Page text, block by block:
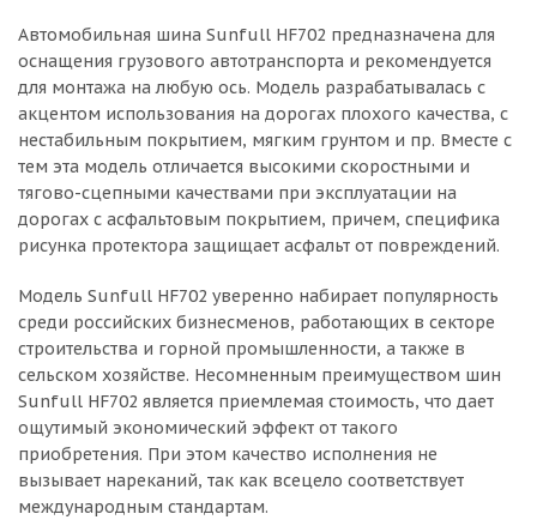
Автомобильная шина Sunfull HF702 предназначена для
оснащения грузового автотранспорта и рекомендуется
для монтажа на любую ось. Модель разрабатывалась с
акцентом использования на дорогах плохого качества, с
нестабильным покрытием, мягким грунтом и пр. Вместе с
тем эта модель отличается высокими скоростными и
тягово-сцепными качествами при эксплуатации на
дорогах с асфальтовым покрытием, причем, специфика
рисунка протектора защищает асфальт от повреждений.
Модель Sunfull HF702 уверенно набирает популярность
среди российских бизнесменов, работающих в секторе
строительства и горной промышленности, а также в
сельском хозяйстве. Несомненным преимуществом шин
Sunfull HF702 является приемлемая стоимость, что дает
ощутимый экономический эффект от такого
приобретения. При этом качество исполнения не
вызывает нареканий, так как всецело соответствует
международным стандартам.